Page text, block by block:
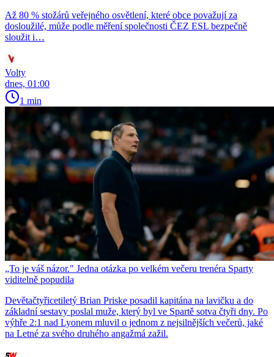
Až 80 % stožárů veřejného osvětlení, které obce považují za
dosloužilé, může podle měření společnosti ČEZ ESL bezpečně
sloužit i…
Volty
dnes, 01:00
1 min
„To je váš názor." Jedna otázka po velkém večeru trenéra Sparty
viditelně popudila
Devětačtyřicetiletý Brian Priske posadil kapitána na lavičku a do
základní sestavy poslal muže, který byl ve Spartě sotva čtyři dny. Po
výhře 2:1 nad Lyonem mluvil o jednom z nejsilnějších večerů, jaké
na Letné za svého druhého angažmá zažil.